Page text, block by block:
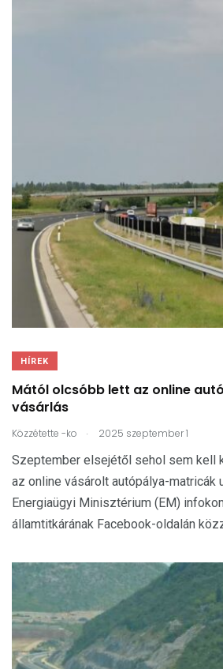
HÍREK
Mától olcsóbb lett az online
vásárlás
Közzétette -ko . 2025 szeptember 1
Szeptember elsejétől sehol sem kell
az online vásárolt autópálya-matricák
Energiaügyi Minisztérium (EM)
államtitkárának Facebook-oldalán